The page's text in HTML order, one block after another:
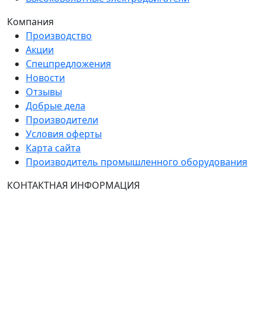
Компания
Производство
Акции
Спецпредложения
Новости
Отзывы
Добрые дела
Производители
Условия оферты
Карта сайта
Производитель промышленного оборудования
КОНТАКТНАЯ ИНФОРМАЦИЯ